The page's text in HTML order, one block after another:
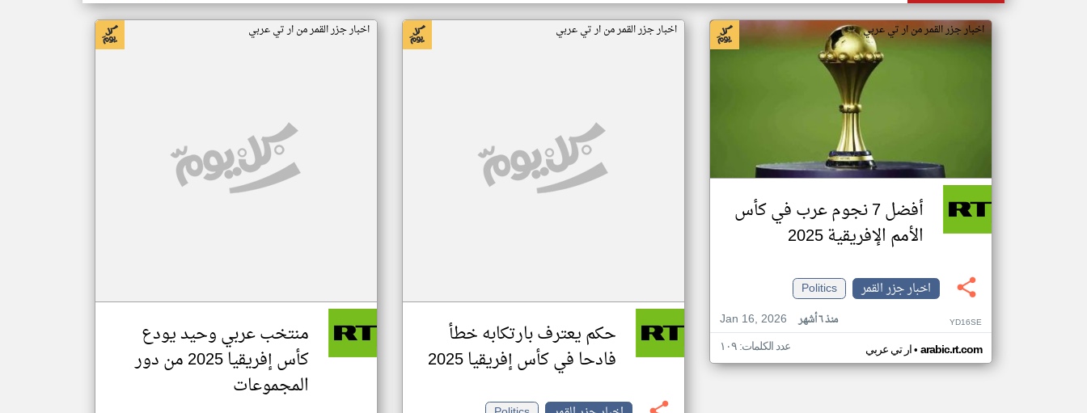
اخبار جزر القمر من ار تي عربي
أفضل 7 نجوم عرب في كأس
الأمم الإفريقية 2025
اخبار جزر القمر
Politics
Jan 16, 2026
منذ ٦ أشهر YD16SE
ار تي عربي• arabic.rt.com عدد الكلمات: ١٠٩
اخبار جزر القمر من ار تي عربي
حكم يعترف بارتكابه خطأ
فادحا في كأس إفريقيا 2025
اخبار جزر القمر من ار تي عربي
منتخب عربي وحيد يودع
كأس إفريقيا 2025 من دور
المجموعات